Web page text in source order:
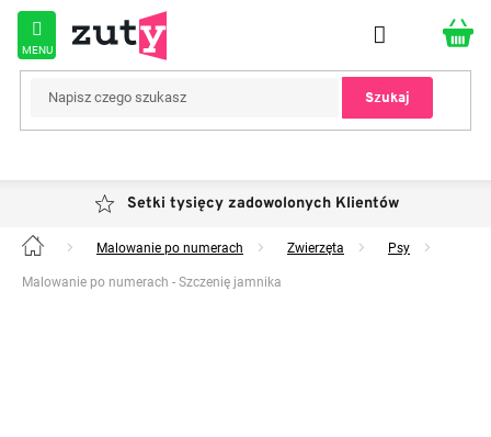
Przejść
treści
Szukaj
Setki tysięcy zadowolonych Klientów
Home Malowanie po numerach Zwierzęta Psy
Malowanie po numerach - Szczenię jamnika